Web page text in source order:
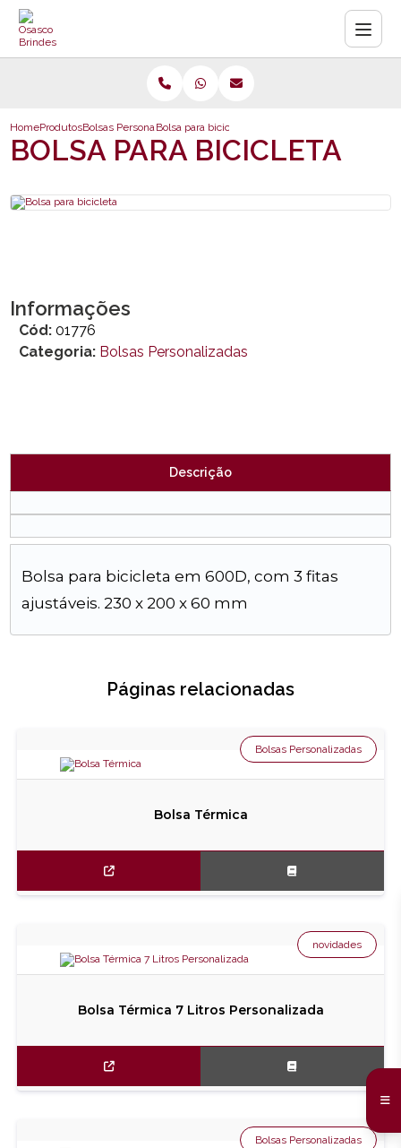
HomeProdutosBolsas PersonalizadasBolsa para bicicleta
BOLSA PARA BICICLETA
Informações
Cód: 01776
Categoria: Bolsas Personalizadas
Descrição
Bolsa para bicicleta em 600D, com 3 fitas
ajustáveis. 230 x 200 x 60 mm
Páginas relacionadas
Bolsa Térmica
Bolsas Personalizadas
Bolsa Térmica 7 Litros Personalizada
novidades
Bolsas Personalizadas